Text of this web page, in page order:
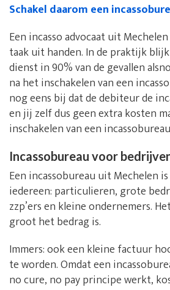
Schakel daarom een
Een incasso advocaat uit
taak uit handen. In de praktijk
dienst in 90% van de gevallen
na het inschakelen van een
nog eens bij dat de debiteur de
en jij zelf dus geen extra kosten
inschakelen van een
Incassobureau voor
Een incassobureau uit Mechelen
iedereen: particulieren, grote
zzp’ers en kleine ondernemers.
groot het bedrag is.
Immers: ook een kleine factuur
te worden. Omdat een
no cure, no pay principe werkt,